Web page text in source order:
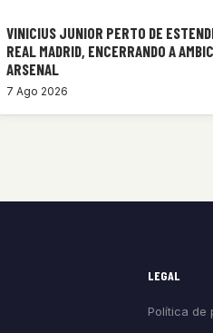
VINICIUS JUNIOR PERTO DE
REAL MADRID, ENCERRANDO A
ARSENAL
7 Ago 2026
LEGAL
Política de